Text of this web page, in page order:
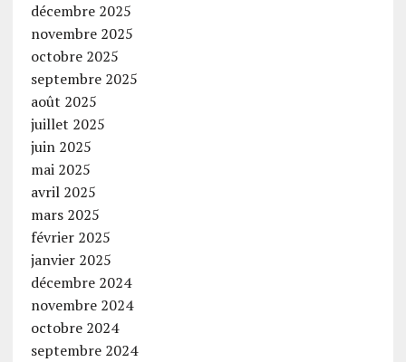
décembre 2025
novembre 2025
octobre 2025
septembre 2025
août 2025
juillet 2025
juin 2025
mai 2025
avril 2025
mars 2025
février 2025
janvier 2025
décembre 2024
novembre 2024
octobre 2024
septembre 2024